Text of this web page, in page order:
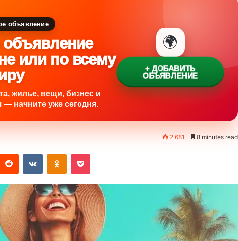
объявление
объявление
или по всему
жилье, вещи, бизнес и
начните уже сегодня.
🌍
+ ДОБАВИТЬ
ОБЪЯВЛЕНИЕ
2 681 8 minutes read
Reddit VKontakteOdnoklassniki
Pocket